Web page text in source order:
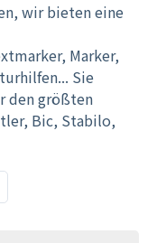
wir bieten eine
Marker,
Sie
den größten
Bic, Stabilo,